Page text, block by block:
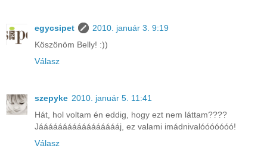
egycsipet
2010. január 3. 9:19
Köszönöm Belly! :))
Válasz
szepyke 2010. január 5. 11:41
Hát, hol voltam én eddig, hogy ezt nem láttam????
Jáááááááááááááááááj, ez valami imádnivalóóóóóóó!
Válasz